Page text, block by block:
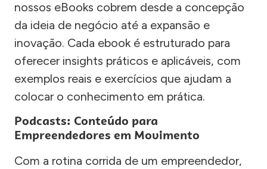
nossos eBooks cobrem desde a concepção
da ideia de negócio até a expansão e
inovação. Cada ebook é estruturado para
oferecer insights práticos e aplicáveis, com
exemplos reais e exercícios que ajudam a
colocar o conhecimento em prática.
Podcasts: Conteúdo para
Empreendedores em Movimento
Com a rotina corrida de um empreendedor,